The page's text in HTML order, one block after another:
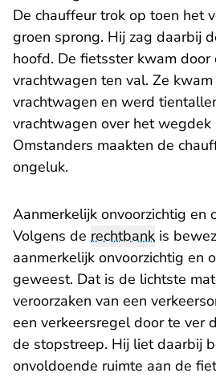
De chauffeur trok op toen het
groen sprong. Hij zag daarbij
hoofd. De fietsster kwam
vrachtwagen ten val. Ze
vrachtwagen en werd
vrachtwagen over het wegdek
Omstanders maakten de
ongeluk.
Aanmerkelijk onvoorzichtig en
Volgens de rechtbank is
aanmerkelijk onvoorzichtig en
geweest. Dat is de lichtste
veroorzaken van een
een verkeersregel door te ver
de stopstreep. Hij liet daarbij
onvoldoende ruimte aan de